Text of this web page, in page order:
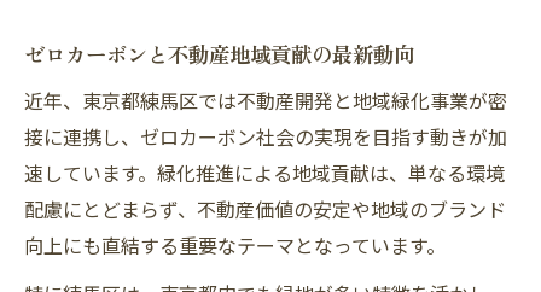
ゼロカーボンと不動産地域貢献の最新動向
近年、東京都練馬区では不動産開発と地域緑化事業が密
接に連携し、ゼロカーボン社会の実現を目指す動きが加
速しています。緑化推進による地域貢献は、単なる環境
配慮にとどまらず、不動産価値の安定や地域のブランド
向上にも直結する重要なテーマとなっています。